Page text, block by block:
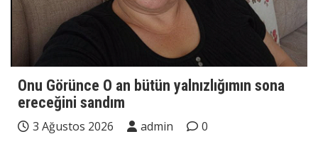
Onu Görünce O an bütün yalnızlığımın sona
ereceğini sandım
3 Ağustos 2026 admin
0